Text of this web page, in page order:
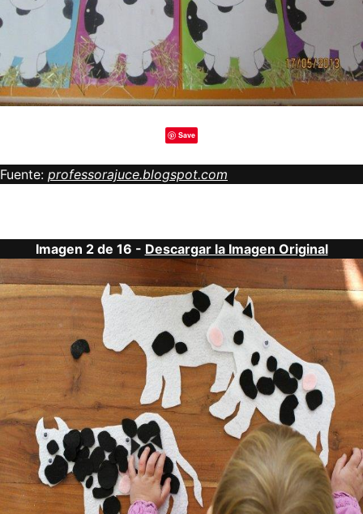
Save
Fuente: professorajuce.blogspot.com
Imagen 2 de 16 - Descargar la Imagen Original